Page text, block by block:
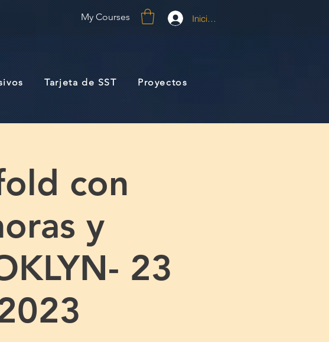
My Courses Iniciar sesión
Tarjeta de SST Proyectos
con
y
23